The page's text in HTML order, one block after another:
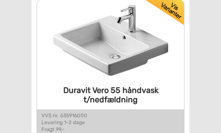
Duravit Vero 55 håndvask
t/nedfældning
VVS nr. 635916000
Levering 1-2 dage
Fragt 99,-